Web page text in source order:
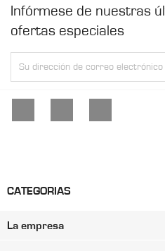
Infórmese de nuestras
ofertas especiales
CATEGORIAS
La empresa